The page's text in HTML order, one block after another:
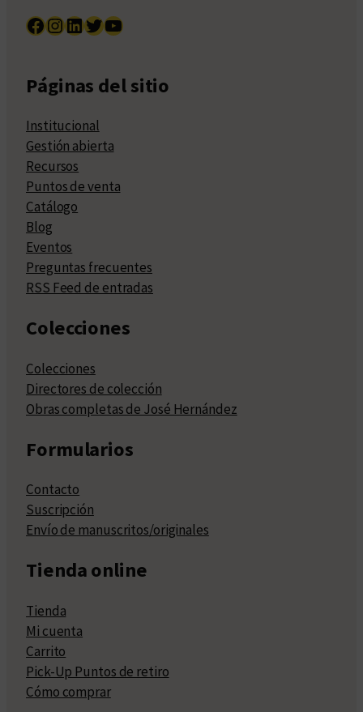
Facebook InstagramLinkedIn Twitter YouTube
Páginas del sitio
Institucional
Gestión abierta
Recursos
Puntos de venta
Catálogo
Blog
Eventos
Preguntas frecuentes
RSS Feed de entradas
Colecciones
Colecciones
Directores de colección
Obras completas de José Hernández
Formularios
Contacto
Suscripción
Envío de manuscritos/originales
Tienda online
Tienda
Mi cuenta
Carrito
Pick-Up Puntos de retiro
Cómo comprar